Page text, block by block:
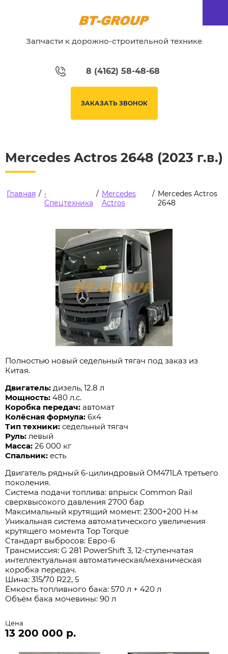
Запчасти к дорожно-строительной технике
8 (4162) 58-48-68
ЗАКАЗАТЬ ЗВОНОК
Mercedes Actros 2648 (2023 г.в.)
Главная / •
Спецтехника
/ Mercedes
Actros
/ Mercedes Actros
2648
Полностью новый седельный тягач под заказ из
Китая.
Двигатель: дизель, 12.8 л
Мощность: 480 л.с.
Коробка передач: автомат
Колёсная формула: 6x4
Тип техники: седельный тягач
Руль: левый
Масса: 26 000 кг
Спальник: есть
Двигатель рядный 6-цилиндровый OM471LA третьего
поколения.
Система подачи топлива: впрыск Common Rail
сверхвысокого давления 2700 бар
Максимальный крутящий момент: 2300+200 Н·м
Уникальная система автоматического увеличения
крутящего момента Top Torque
Стандарт выбросов: Евро-6
Трансмиссия: G 281 PowerShift 3, 12-ступенчатая
интеллектуальная автоматическая/механическая
коробка передач.
Шина: 315/70 R22, 5
Ёмкость топливного бака: 570 л + 420 л
Объём бака мочевины: 90 л
Цена
13 200 000 р.